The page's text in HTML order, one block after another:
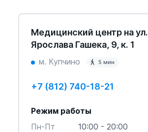
Медицинский центр на ул.
Ярослава Гашека, 9, к. 1
м. Купчино 5 мин
+7 (812) 740-18-21
Режим работы
Пн-Пт
10:00 - 20:00